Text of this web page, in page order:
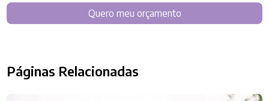
Quero meu orçamento
Páginas Relacionadas